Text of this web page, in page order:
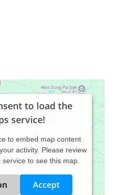
to load the
service!
to embed map content
activity. Please review
to see this map.
Accept